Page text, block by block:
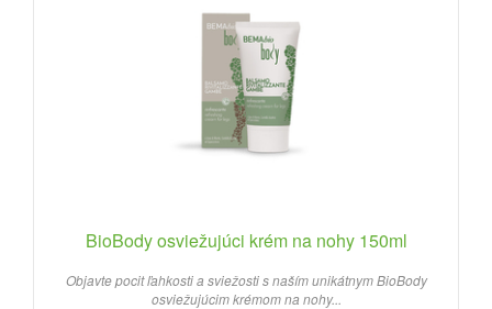
BioBody osviežujúci krém na nohy 150ml
Objavte pocit ľahkosti a sviežosti s naším unikátnym BioBody
osviežujúcim krémom na nohy...